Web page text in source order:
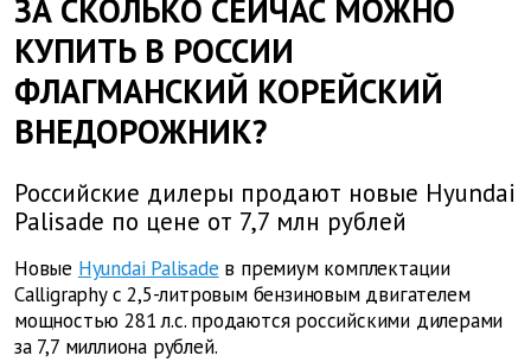
ЗА СКОЛЬКО СЕЙЧАС МОЖНО
КУПИТЬ В РОССИИ
ФЛАГМАНСКИЙ КОРЕЙСКИЙ
ВНЕДОРОЖНИК?
Российские дилеры продают новые Hyundai
Palisade по цене от 7,7 млн рублей
Новые Hyundai Palisade в премиум комплектации
Calligraphy с 2,5-литровым бензиновым двигателем
мощностью 281 л.с. продаются российскими дилерами
за 7,7 миллиона рублей.